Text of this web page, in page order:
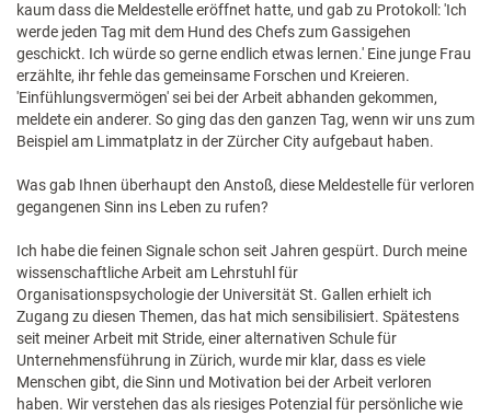
kaum dass die Meldestelle eröffnet hatte, und gab zu Protokoll: 'Ich
werde jeden Tag mit dem Hund des Chefs zum Gassigehen
geschickt. Ich würde so gerne endlich etwas lernen.' Eine junge Frau
erzählte, ihr fehle das gemeinsame Forschen und Kreieren.
'Einfühlungsvermögen' sei bei der Arbeit abhanden gekommen,
meldete ein anderer. So ging das den ganzen Tag, wenn wir uns zum
Beispiel am Limmatplatz in der Zürcher City aufgebaut haben.
Was gab Ihnen überhaupt den Anstoß, diese Meldestelle für verloren
gegangenen Sinn ins Leben zu rufen?
Ich habe die feinen Signale schon seit Jahren gespürt. Durch meine
wissenschaftliche Arbeit am Lehrstuhl für
Organisationspsychologie der Universität St. Gallen erhielt ich
Zugang zu diesen Themen, das hat mich sensibilisiert. Spätestens
seit meiner Arbeit mit Stride, einer alternativen Schule für
Unternehmensführung in Zürich, wurde mir klar, dass es viele
Menschen gibt, die Sinn und Motivation bei der Arbeit verloren
haben. Wir verstehen das als riesiges Potenzial für persönliche wie